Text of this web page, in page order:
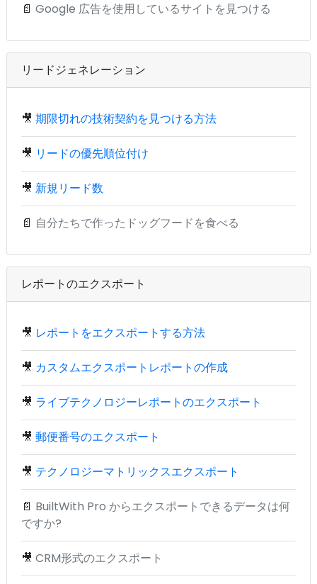
📄 Google 広告を使用しているサイトを見つける
リードジェネレーション
🎥 期限切れの技術契約を見つける方法
🎥 リードの優先順位付け
🎥 新規リード数
📄 自分たちで作ったドッグフードを食べる
レポートのエクスポート
🎥 レポートをエクスポートする方法
🎥 カスタムエクスポートレポートの作成
🎥 ライブテクノロジーレポートのエクスポート
🎥 郵便番号のエクスポート
🎥 テクノロジーマトリックスエクスポート
📄 BuiltWith Pro からエクスポートできるデータは何
ですか?
🎥 CRM形式のエクスポート